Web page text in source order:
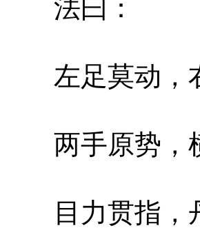
法曰：
左足莫动，
两手原势，
目力贯指，